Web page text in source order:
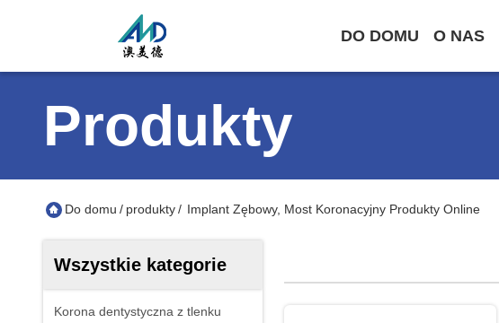
DO DOMU O NAS
Produkty
Do domu / produkty/ Implant Zębowy, Most Koronacyjny Produkty Online
Wszystkie kategorie
Korona dentystyczna z tlenku